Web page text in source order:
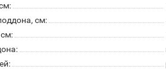
см: